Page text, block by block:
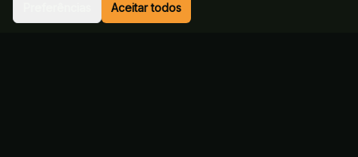
Professores
Aceitar todos